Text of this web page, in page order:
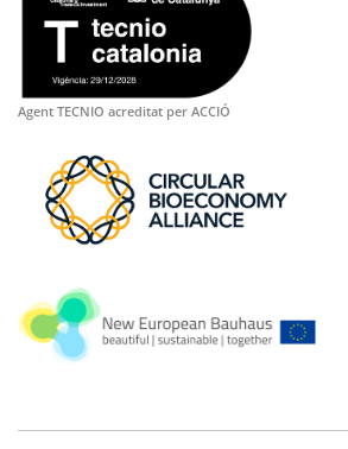
Agent TECNIO acreditat per ACCIÓ